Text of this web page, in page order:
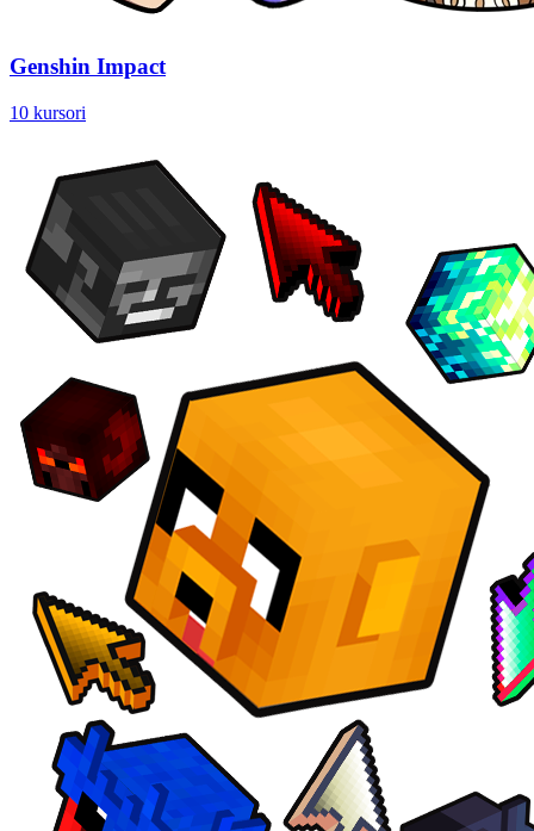
Genshin Impact
10 kursori